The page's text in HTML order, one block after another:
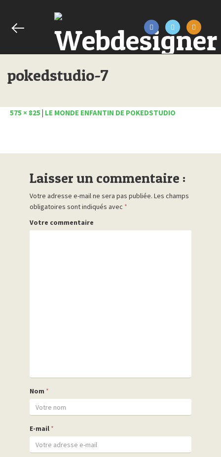
pokedstudio-7
575 × 825 | LE MONDE ENFANTIN DE POKEDSTUDIO
Laisser un commentaire :
Votre adresse e-mail ne sera pas publiée. Les champs
obligatoires sont indiqués avec *
Votre commentaire
Nom *
E-mail *